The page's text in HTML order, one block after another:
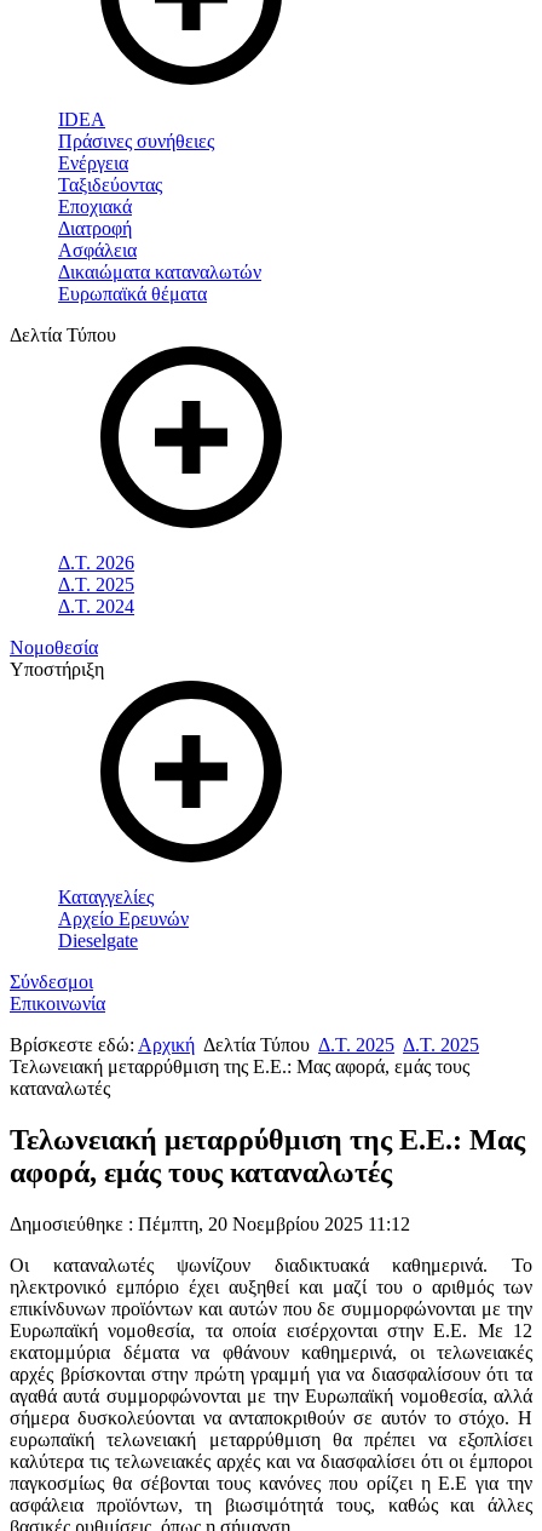
IDEA
Πράσινες συνήθειες
Ενέργεια
Ταξιδεύοντας
Εποχιακά
Διατροφή
Ασφάλεια
Δικαιώματα καταναλωτών
Ευρωπαϊκά θέματα
Δελτία Τύπου
Δ.Τ. 2026
Δ.Τ. 2025
Δ.Τ. 2024
Νομοθεσία
Υποστήριξη
Καταγγελίες
Αρχείο Ερευνών
Dieselgate
Σύνδεσμοι
Επικοινωνία
Βρίσκεστε εδώ: Αρχική Δελτία Τύπου Δ.Τ. 2025 Δ.Τ. 2025
Τελωνειακή μεταρρύθμιση της Ε.Ε.: Μας αφορά, εμάς τους
καταναλωτές
Τελωνειακή μεταρρύθμιση της Ε.Ε.: Μας
αφορά, εμάς τους καταναλωτές
Δημοσιεύθηκε : Πέμπτη, 20 Νοεμβρίου 2025 11:12
Οι καταναλωτές ψωνίζουν διαδικτυακά καθημερινά. Το
ηλεκτρονικό εμπόριο έχει αυξηθεί και μαζί του ο αριθμός των
επικίνδυνων προϊόντων και αυτών που δε συμμορφώνονται με την
Ευρωπαϊκή νομοθεσία, τα οποία εισέρχονται στην Ε.Ε. Με 12
εκατομμύρια δέματα να φθάνουν καθημερινά, οι τελωνειακές
αρχές βρίσκονται στην πρώτη γραμμή για να διασφαλίσουν ότι τα
αγαθά αυτά συμμορφώνονται με την Ευρωπαϊκή νομοθεσία, αλλά
σήμερα δυσκολεύονται να ανταποκριθούν σε αυτόν το στόχο. Η
ευρωπαϊκή τελωνειακή μεταρρύθμιση θα πρέπει να εξοπλίσει
καλύτερα τις τελωνειακές αρχές και να διασφαλίσει ότι οι έμποροι
παγκοσμίως θα σέβονται τους κανόνες που ορίζει η Ε.Ε για την
ασφάλεια προϊόντων, τη βιωσιμότητά τους, καθώς και άλλες
βασικές ρυθμίσεις, όπως η σήμανση.